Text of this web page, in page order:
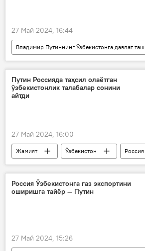
27 Май 2024, 16:44
Ўзбекистон - Россия
Ўзбекистон
олий таълим муассасалари
Путин Россияда таҳсил олаётган
ўзбекистонлик талабалар сонини
айтди
27 Май 2024, 16:00
Жамият Ўзбекистон
Россия
Ўзбекистон - Россия
талабалар
Владимир Путин
Россия Ўзбекистонга газ экспортини
оширишга тайёр — Путин
27 Май 2024, 15:26